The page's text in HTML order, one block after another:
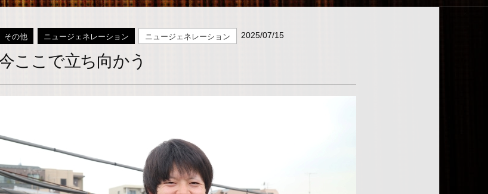
その他 ニュージェネレーション ニュージェネレーション 2025/07/15
ここで立ち向かう